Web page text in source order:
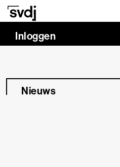
Naar hoofdinhoud
Inloggen
Nieuws